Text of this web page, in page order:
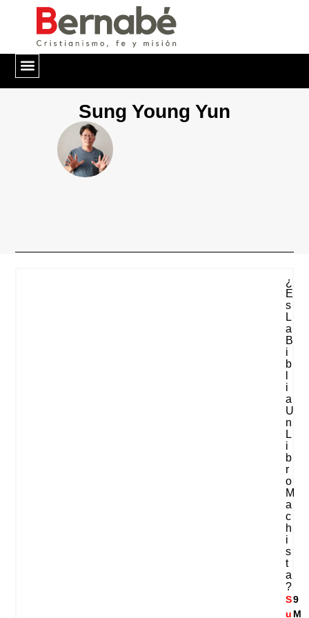
Sung Young Yun
¿
E
S
L
A
B
I
B
I
A
U
N
L
I
B
R
O
M
A
C
H
I
S
T
A
?
S
u
9
M